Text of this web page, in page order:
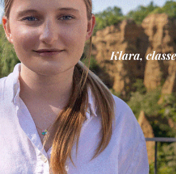
Scomparso da una struttura di
Fiorentino l’uomo che aveva
Levane nel 2020
Articolo precedente
Covid-19, i nuovi bollettini delle Asl in
Valdarno. Cinque i nuovi contagi, c’è
anche una bambina di 7 anni
Covid-
della